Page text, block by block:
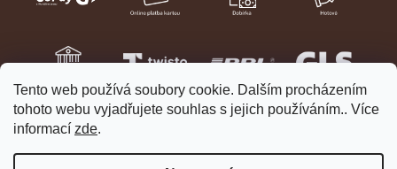
Tento web používá soubory cookie. Dalším procházením
tohoto webu vyjadřujete souhlas s jejich používáním.. Více
informací zde.